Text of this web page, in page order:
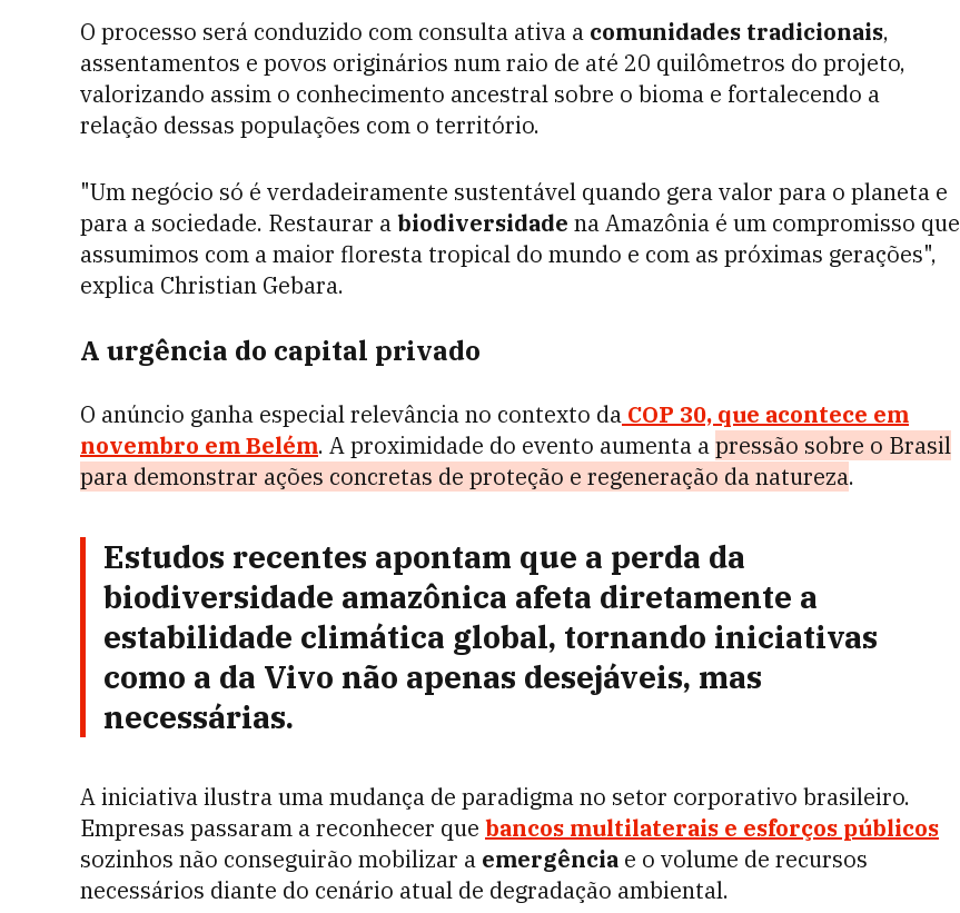
O processo será conduzido com consulta ativa a comunidades tradicionais,
assentamentos e povos originários num raio de até 20 quilômetros do projeto,
valorizando assim o conhecimento ancestral sobre o bioma e fortalecendo a
relação dessas populações com o território.
"Um negócio só é verdadeiramente sustentável quando gera valor para o planeta e
para a sociedade. Restaurar abiodiversidade na Amazônia é um compromisso que
assumimos com a maior floresta tropical do mundo e com as próximas gerações",
explica Christian Gebara.
A urgência do capital privado
O anúncio ganha especial relevância no contexto da COP 30, que acontece em
novembro em Belém. A proximidade do evento aumenta apressão sobre o Brasil
para demonstrar ações concretas de proteção e regeneração da natureza.
Estudos recentes apontam que a perda da
biodiversidade amazônica afeta diretamente a
estabilidade climática global, tornando iniciativas
como a da Vivo não apenas desejáveis, mas
necessárias.
A iniciativa ilustra uma mudança de paradigma no setor corporativo brasileiro.
Empresas passaram a reconhecer que bancos multilaterais e esforços públicos
sozinhos não conseguirão mobilizar a emergência e o volume de recursos
necessários diante do cenário atual de degradação ambiental.